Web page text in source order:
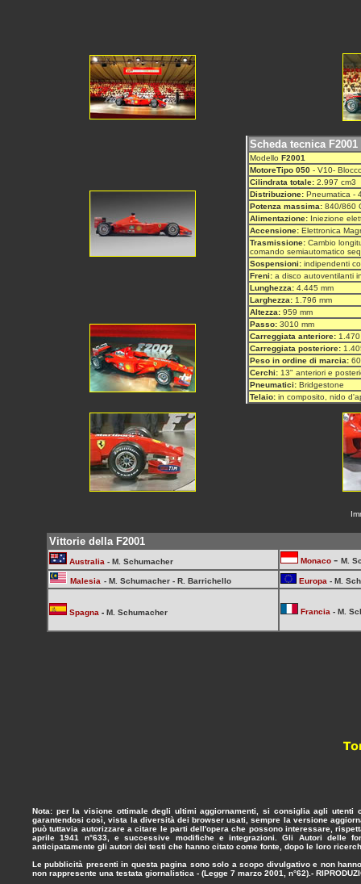
Scheda tecnica F2001
Modello F2001
MotoreTipo 050 - V10-
Cilindrata totale: 2.997 cm3
Distribuzione: Pneumatica -
Potenza massima: 840/860
Alimentazione: Iniezione
Accensione: Elettronica
Trasmissione: Cambio
comando semiautomatico
Sospensioni: indipendenti
Freni: a disco autoventilanti
Lunghezza: 4.445 mm
Larghezza: 1.796 mm
Altezza: 959 mm
Passo: 3010 mm
Carreggiata anteriore:
Carreggiata posteriore:
Peso in ordine di marcia:
Cerchi: 13" anteriori e
Pneumatici: Bridgestone
Telaio: in composito, nido
Vittorie della F2001
Australia - M. Schumacher Monaco - M.
Malesia - M. Schumacher - R. Barrichello Europa - M.
Spagna - M. Schumacher Francia - M.
Nota: per la visione ottimale degli ultimi aggiornamenti, si consiglia agli
garantendosi così, vista la diversità dei browser usati, sempre la versione
può tuttavia autorizzare a citare le parti dell'opera che possono interessare,
aprile 1941 n°633, e successive modifiche e integrazioni. Gli Autori delle
anticipatamente gli autori dei testi che hanno citato come fonte, dopo le loro
Le pubblicità presenti in questa pagina sono solo a scopo divulgativo e non
non rappresente una testata giornalistica - (Legge 7 marzo 2001, n°62).-